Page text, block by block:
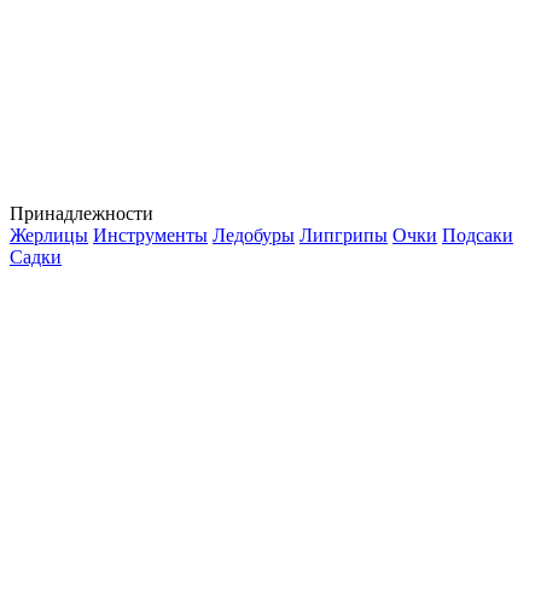
Принадлежности
Жерлицы Инструменты Ледобуры Липгрипы Очки Подсаки
Садки